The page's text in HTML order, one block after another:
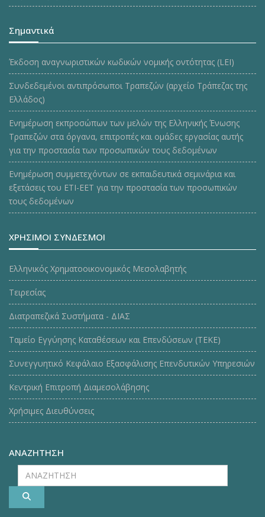
Σημαντικά
Έκδοση αναγνωριστικών κωδικών νομικής οντότητας (LEI)
Συνδεδεμένοι αντιπρόσωποι Τραπεζών (αρχείο Τράπεζας της
Ελλάδος)
Ενημέρωση εκπροσώπων των μελών της Ελληνικής Ένωσης
Τραπεζών στα όργανα, επιτροπές και ομάδες εργασίας αυτής
για την προστασία των προσωπικών τους δεδομένων
Ενημέρωση συμμετεχόντων σε εκπαιδευτικά σεμινάρια και
εξετάσεις του ΕΤΙ-ΕΕΤ για την προστασία των προσωπικών
τους δεδομένων
ΧΡΗΣΙΜΟΙ ΣΥΝΔΕΣΜΟΙ
Ελληνικός Χρηματοοικονομικός Μεσολαβητής
Τειρεσίας
Διατραπεζικά Συστήματα - ΔΙΑΣ
Ταμείο Εγγύησης Καταθέσεων και Επενδύσεων (ΤΕΚE)
Συνεγγυητικό Κεφάλαιο Εξασφάλισης Επενδυτικών Υπηρεσιών
Κεντρική Επιτροπή Διαμεσολάβησης
Χρήσιμες Διευθύνσεις
ΑΝΑΖΗΤΗΣΗ
ΑΝΑΖΗΤΗΣΗ